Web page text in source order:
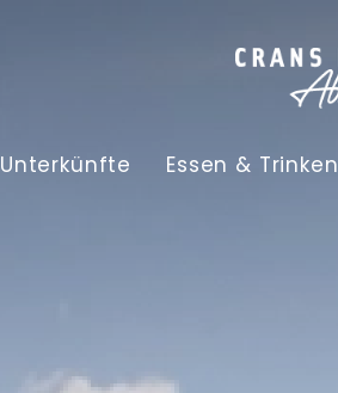
Unterkünfte Essen & Trinken